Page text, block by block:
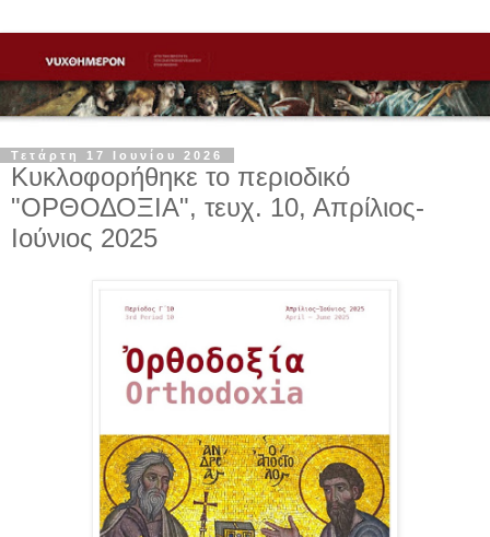
Τετάρτη 17 Ιουνίου 2026
Κυκλοφορήθηκε το περιοδικό
"ΟΡΘΟΔΟΞΙΑ", τευχ. 10, Απρίλιος-
Ιούνιος 2025